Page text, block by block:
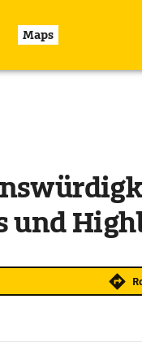
Maps
und